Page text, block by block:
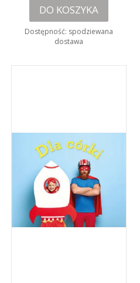
DO KOSZYKA
Dostępność: spodziewana
dostawa